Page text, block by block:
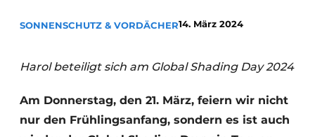
SONNENSCHUTZ & VORDÄCHER14. März 2024
Harol beteiligt sich am Global Shading Day 2024
Am Donnerstag, den 21. März, feiern wir nicht
nur den Frühlingsanfang, sondern es ist auch